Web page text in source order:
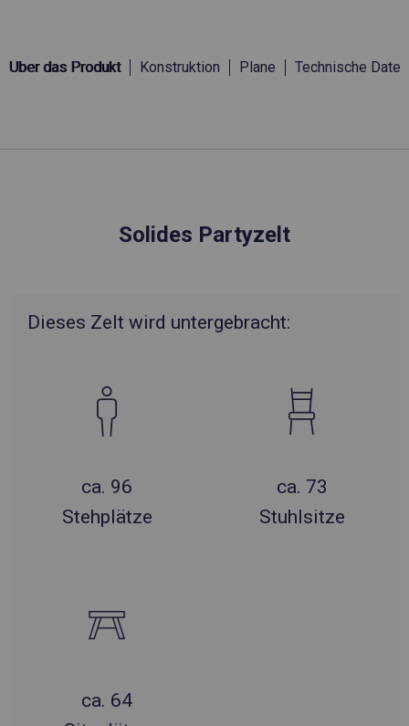
Über das Produkt Konstruktion Plane Technische Daten
Solides Partyzelt
Dieses Zelt wird untergebracht:
ca. 96
Stehplätze
ca. 73
Stuhlsitze
ca. 64